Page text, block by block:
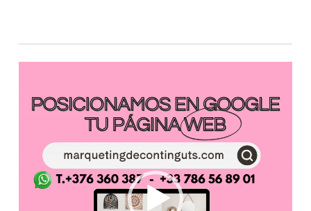
vídeo